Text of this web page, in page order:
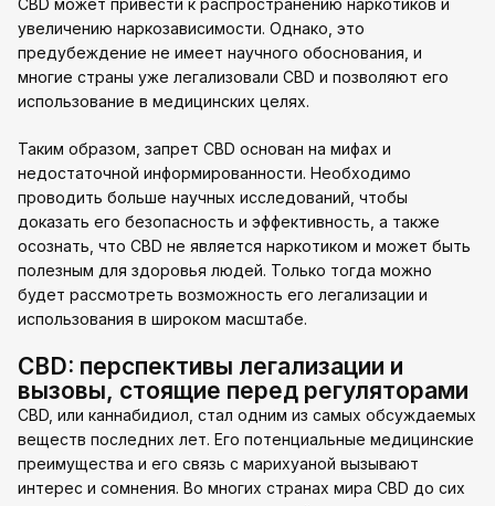
увеличению наркозависимости. Однако, это
предубеждение не имеет научного обоснования, и
многие страны уже легализовали CBD и позволяют его
использование в медицинских целях.
Таким образом, запрет CBD основан на мифах и
недостаточной информированности. Необходимо
проводить больше научных исследований, чтобы
доказать его безопасность и эффективность, а также
осознать, что CBD не является наркотиком и может быть
полезным для здоровья людей. Только тогда можно
будет рассмотреть возможность его легализации и
использования в широком масштабе.
CBD: перспективы легализации и
вызовы, стоящие перед регуляторами
CBD, или каннабидиол, стал одним из самых обсуждаемых
веществ последних лет. Его потенциальные медицинские
преимущества и его связь с марихуаной вызывают
интерес и сомнения. Во многих странах мира CBD до сих